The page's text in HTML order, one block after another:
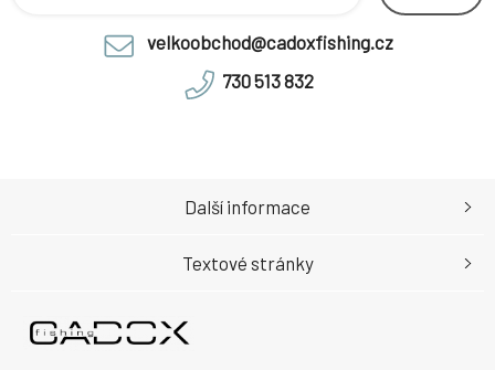
velkoobchod@cadoxfishing.cz
730 513 832
Další informace
Textové stránky